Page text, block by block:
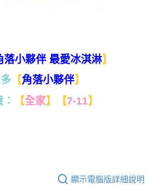
落小夥伴 最愛冰淇淋】
【角落小夥伴】
【全家】 【7-11】
顯示電腦版詳細說明